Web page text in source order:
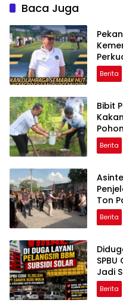
Baca Juga
Berita
Bibit
Berita
Ton
Berita
Jadi
Berita